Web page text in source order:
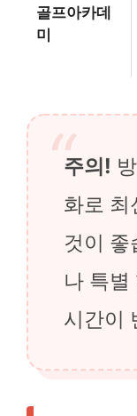
골프아카데
미
주의!
화로 최
것이 좋
나 특별
시간이